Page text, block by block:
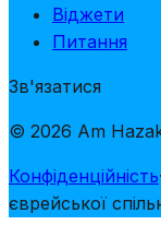
Віджети
Питання
Зв'язатися
© 2026 Am
Конфіденційність·
єврейської